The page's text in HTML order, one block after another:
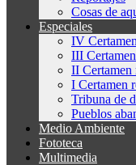
Cosas de
Especiales
IV
III
II Certamen
I Certamen
Tribuna de
Pueblos
Medio Ambiente
Fototeca
Multimedia